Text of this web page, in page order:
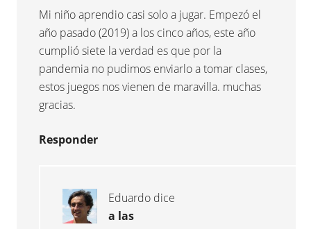
Mi niño aprendio casi solo a jugar. Empezó el
año pasado (2019) a los cinco años, este año
cumplió siete la verdad es que por la
pandemia no pudimos enviarlo a tomar clases,
estos juegos nos vienen de maravilla. muchas
gracias.
Responder
Eduardo dice
a las